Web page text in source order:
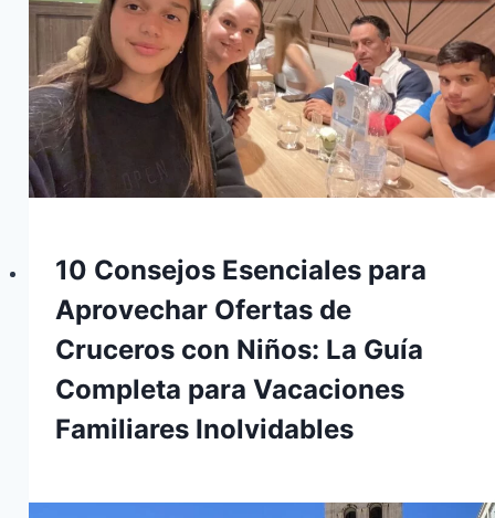
10 Consejos Esenciales para
Aprovechar Ofertas de
Cruceros con Niños: La Guía
Completa para Vacaciones
Familiares Inolvidables